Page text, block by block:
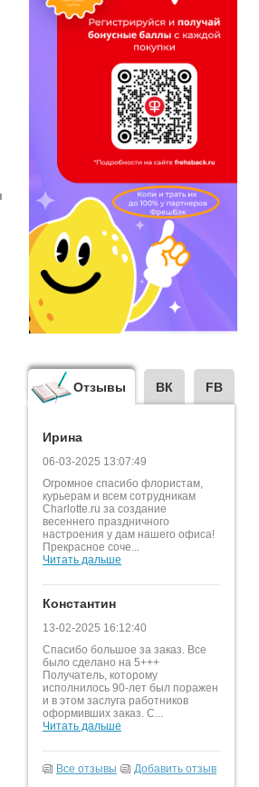
Отзывы ВК FB
Ирина
06-03-2025 13:07:49
Огромное спасибо флористам,
курьерам и всем сотрудникам
Charlotte.ru за создание
весеннего праздничного
настроения у дам нашего офиса!
Прекрасное соче...
Читать дальше
Константин
13-02-2025 16:12:40
Спасибо большое за заказ. Все
было сделано на 5+++
Получатель, которому
исполнилось 90-лет был поражен
и в этом заслуга работников
оформивших заказ. С...
Читать дальше
Все отзывы Добавить отзыв